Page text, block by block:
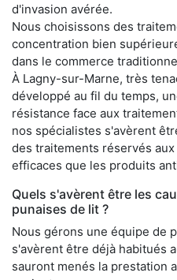
d'invasion avérée.
Nous choisissons des
concentration bien
dans le commerce
À Lagny-sur-Marne, très
développé au fil du temps,
résistance face aux
nos spécialistes s'avèrent
des traitements réservés
efficaces que les produits
Quels s'avèrent être les
punaises de lit ?
Nous gérons une équipe de
s'avèrent être déjà habitués
sauront menés la prestation